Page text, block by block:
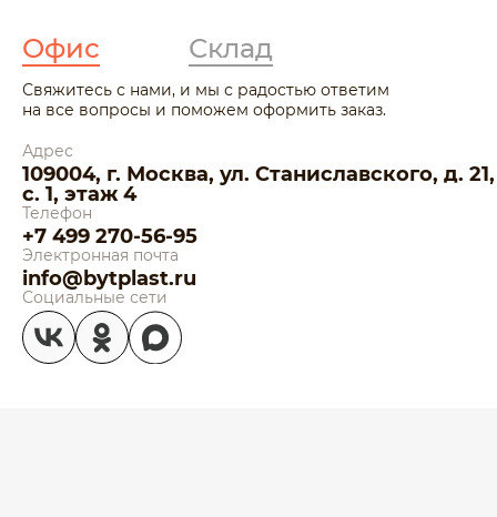
Офис Склад
Свяжитесь с нами, и мы с радостью ответим
на все вопросы и поможем оформить заказ.
Адрес
109004, г. Москва, ул. Станиславского, д. 21,
с. 1, этаж 4
Телефон
+7 499 270-56-95
Электронная почта
info@bytplast.ru
Социальные сети